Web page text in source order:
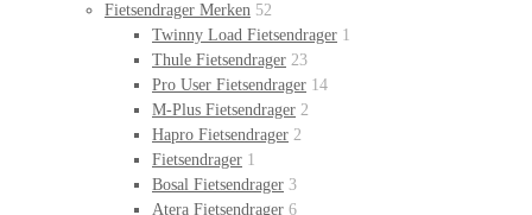
Fietsendrager Merken 52
Twinny Load Fietsendrager 1
Thule Fietsendrager 23
Pro User Fietsendrager 14
M-Plus Fietsendrager 2
Hapro Fietsendrager 2
Fietsendrager 1
Bosal Fietsendrager 3
Atera Fietsendrager 6